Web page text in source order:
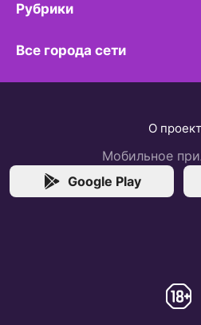
Рубрики
Все города сети
О
Мобильное
Google Play